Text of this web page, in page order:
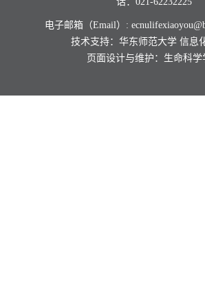
电子邮箱（Email）:
技术支持：华东师范大学 信息
页面设计与维护：生命科学